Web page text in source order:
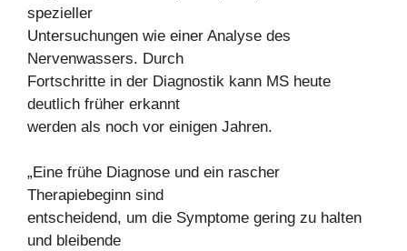
spezieller
Untersuchungen wie einer Analyse des
Nervenwassers. Durch
Fortschritte in der Diagnostik kann MS heute
deutlich früher erkannt
werden als noch vor einigen Jahren.
„Eine frühe Diagnose und ein rascher
Therapiebeginn sind
entscheidend, um die Symptome gering zu halten
und bleibende